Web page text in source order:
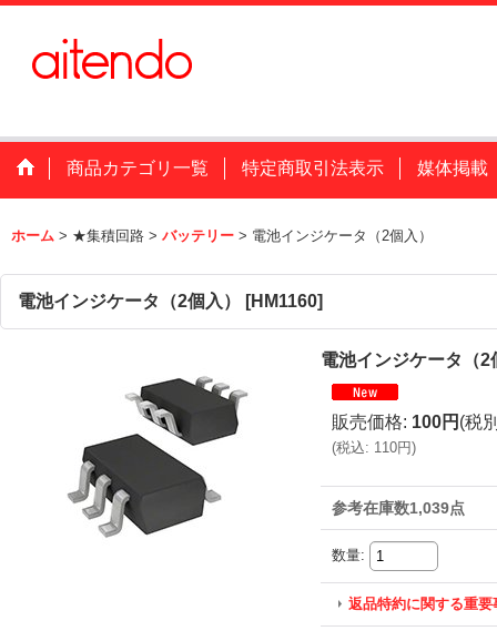
商品カテゴリ一覧 特定商取引法表示 媒体掲載
ホーム > ★集積回路 > バッテリー > 電池インジケータ（2個入）
電池インジケータ（2個入） [HM1160]
電池インジケータ（2
販売価格: 100円 (税
(税込: 110円)
参考在庫数1,039点
数量:
返品特約に関する重要